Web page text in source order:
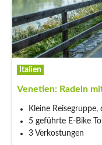
Italien
Venetien: Radeln
Kleine
5 geführte E-Bike
3 Verkostungen